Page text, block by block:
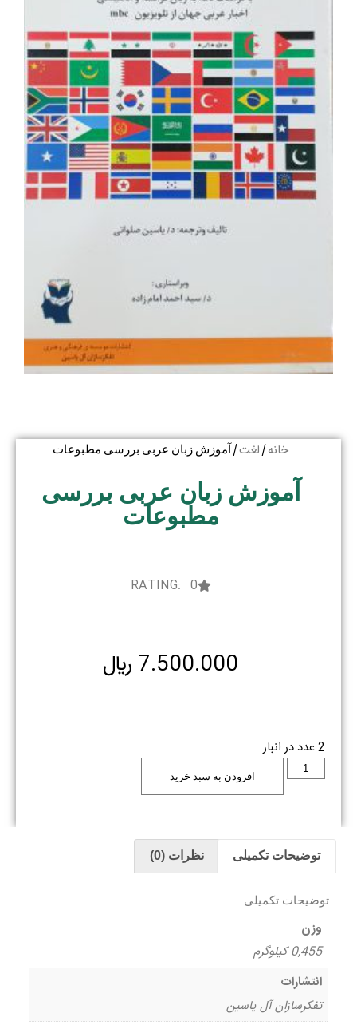
خانه/ لغت/ آموزش زبان عربی بررسی مطبوعات
آموزش زبان عربی بررسی
مطبوعات
RATING: 0
7.500.000 ﷼
2 عدد در انبار
افزودن به سبد خرید
توضیحات تکمیلی نظرات (0)
توضیحات تکمیلی
وزن
0,455 کیلوگرم
انتشارات
تفکرسازان آل یاسین